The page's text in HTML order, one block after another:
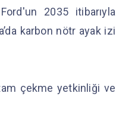
2035 itibarıyla
karbon nötr ayak izi
çekme yetkinliği ve